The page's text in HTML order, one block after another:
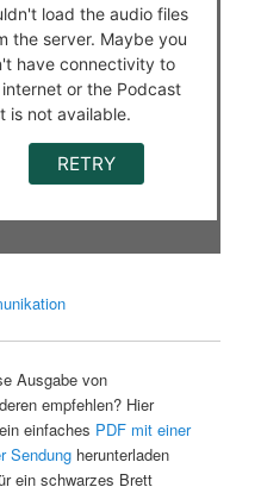
Ausgabe von
empfehlen? Hier
einfaches PDF mit einer
Sendungherunterladen
ein schwarzes Brett